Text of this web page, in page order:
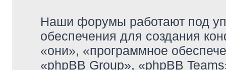
Наши форумы работают под
обеспечения для создания
«они», «программное
«phpBB Group», «phpBB